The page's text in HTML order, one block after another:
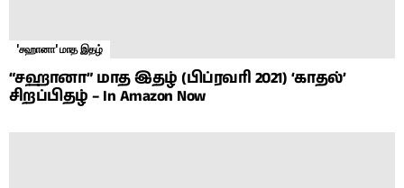
'சஹானா' மாத இதழ்
“சஹானா” மாத இதழ் (பிப்ரவரி 2021) ‘காதல்’
சிறப்பிதழ் – In Amazon Now